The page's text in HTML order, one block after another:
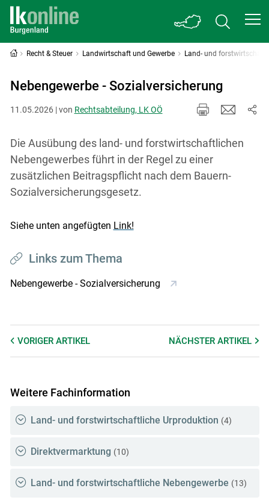
Recht & Steuer Landwirtschaft und Gewerbe Land- und
Nebengewerbe - Sozialversicherung
11.05.2026 | von Rechtsabteilung, LK OÖ
Die Ausübung des land- und forstwirtschaftlichen
Nebengewerbes führt in der Regel zu einer
zusätzlichen Beitragspflicht nach dem Bauern-
Sozialversicherungsgesetz.
Siehe unten angefügten Link!
Links zum Thema
Nebengewerbe - Sozialversicherung
VORIGER ARTIKEL NÄCHSTERARTIKEL
Weitere Fachinformation
Land- und forstwirtschaftliche Urproduktion (4)
Direktvermarktung (10)
Land- und forstwirtschaftliche Nebengewerbe (13)